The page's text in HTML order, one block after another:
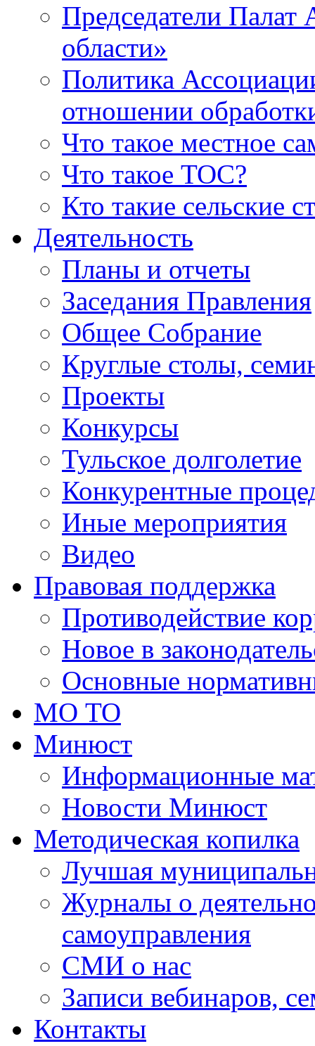
Председатели
области»
Политика
отношении
Что такое местное
Что такое ТОС?
Кто такие сельские
Деятельность
Планы и отчеты
Заседания Правления
Общее Собрание
Круглые столы,
Проекты
Конкурсы
Тульское долголетие
Конкурентные
Иные мероприятия
Видео
Правовая поддержка
Противодействие
Новое в
Основные
МО ТО
Минюст
Информационные
Новости Минюст
Методическая копилка
Лучшая
Журналы о
самоуправления
СМИ о нас
Записи вебинаров,
Контакты